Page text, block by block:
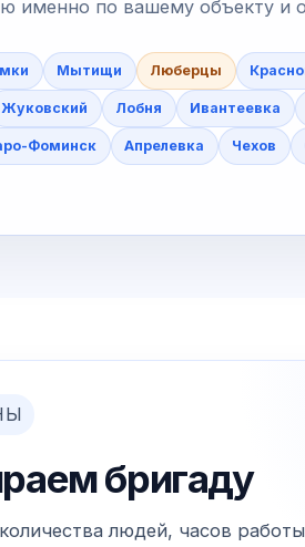
именно по вашему объекту и
Мытищи Люберцы
Жуковский Лобня Ивантеевка
Фоминск Апрелевка Чехов
бригаду
людей, часов